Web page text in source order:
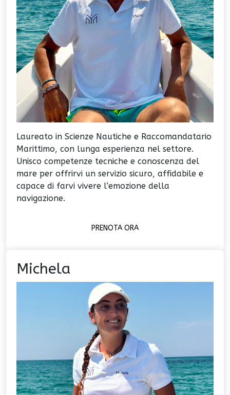
Laureato in Scienze Nautiche e Raccomandatario
Marittimo, con lunga esperienza nel settore.
Unisco competenze tecniche e conoscenza del
mare per offrirvi un servizio sicuro, affidabile e
capace di farvi vivere l’emozione della
navigazione.
PRENOTA ORA
Michela